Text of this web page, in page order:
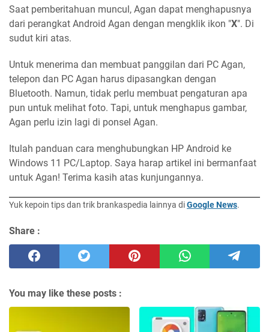
Saat pemberitahuan muncul, Agan dapat menghapusnya
dari perangkat Android Agan dengan mengklik ikon "X". Di
sudut kiri atas.
Untuk menerima dan membuat panggilan dari PC Agan,
telepon dan PC Agan harus dipasangkan dengan
Bluetooth. Namun, tidak perlu membuat pengaturan apa
pun untuk melihat foto. Tapi, untuk menghapus gambar,
Agan perlu izin lagi di ponsel Agan.
Itulah panduan cara menghubungkan HP Android ke
Windows 11 PC/Laptop. Saya harap artikel ini bermanfaat
untuk Agan! Terima kasih atas kunjungannya.
Yuk kepoin tips dan trik brankaspedia lainnya diGoogle News.
Share :
You may like these posts :